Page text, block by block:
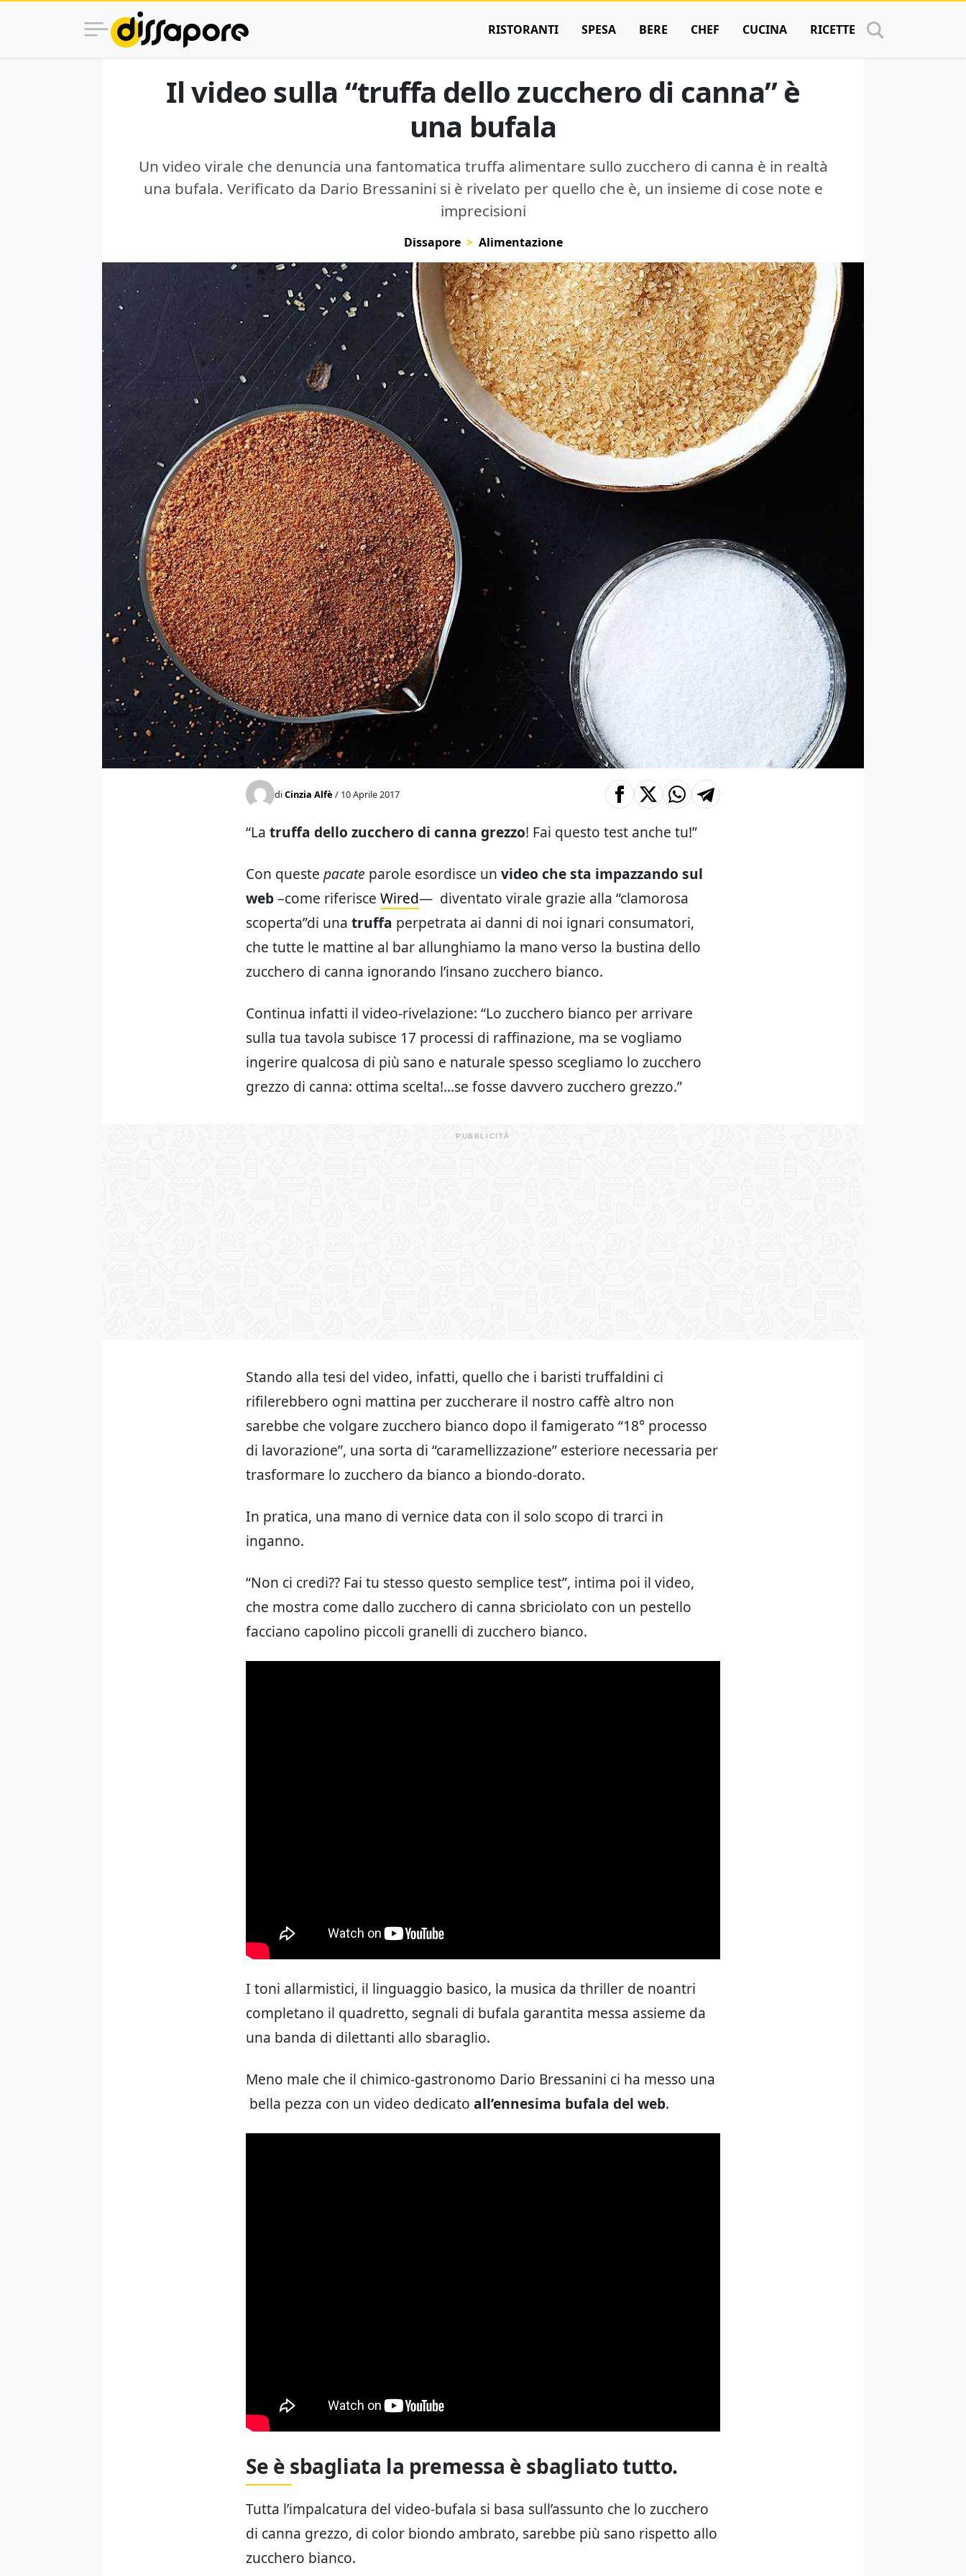
RISTORANTI SPESA BERE CHEF CUCINA RICETTE
Il video sulla “truffa dello zucchero di canna” è
una bufala
Un video virale che denuncia una fantomatica truffa alimentare sullo zucchero di canna è in realtà
una bufala. Verificato da Dario Bressanini si è rivelato per quello che è, un insieme di cose note e
imprecisioni
Dissapore Alimentazione
diCinzia Alfè / 10 Aprile 2017
“La truffa dello zucchero di canna grezzo! Fai questo test anche tu!”
Con queste pacate parole esordisce un video che sta impazzando sul
web–come riferisce Wired— diventato virale grazie alla “clamorosa
scoperta”di una truffa perpetrata ai danni di noi ignari consumatori,
che tutte le mattine al bar allunghiamo la mano verso la bustina dello
zucchero di canna ignorando l’insano zucchero bianco.
Continua infatti il video-rivelazione: “Lo zucchero bianco per arrivare
sulla tua tavola subisce 17 processi di raffinazione, ma se vogliamo
ingerire qualcosa di più sano e naturale spesso scegliamo lo zucchero
grezzo di canna: ottima scelta!…se fosse davvero zucchero grezzo.”
Stando alla tesi del video, infatti, quello che i baristi truffaldini ci
rifilerebbero ogni mattina per zuccherare il nostro caffè altro non
sarebbe che volgare zucchero bianco dopo il famigerato “18° processo
di lavorazione”, una sorta di “caramellizzazione” esteriore necessaria per
trasformare lo zucchero da bianco a biondo-dorato.
In pratica, una mano di vernice data con il solo scopo di trarci in
inganno.
“Non ci credi?? Fai tu stesso questo semplice test”, intima poi il video,
che mostra come dallo zucchero di canna sbriciolato con un pestello
facciano capolino piccoli granelli di zucchero bianco.
I toni allarmistici, il linguaggio basico, la musica da thriller de noantri
completano il quadretto, segnali di bufala garantita messa assieme da
una banda di dilettanti allo sbaraglio.
Meno male che il chimico-gastronomo Dario Bressanini ci ha messo una
bella pezza con un video dedicato all’ennesima bufala del web.
Se è sbagliata la premessa è sbagliato tutto.
Tutta l’impalcatura del video-bufala si basa sull’assunto che lo zucchero
di canna grezzo, di color biondo ambrato, sarebbe più sano rispetto allo
zucchero bianco.